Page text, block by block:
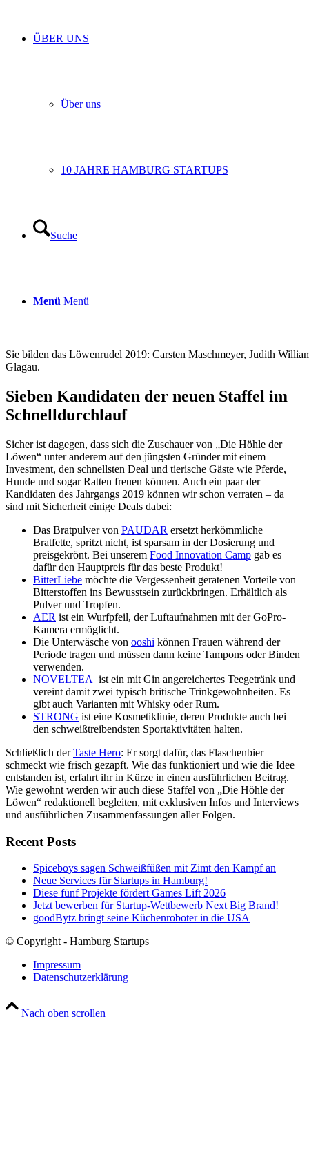
ÜBER UNS
Über uns
10 JAHRE HAMBURG STARTUPS
Suche
Menü Menü
Sie bilden das Löwenrudel 2019: Carsten Maschmeyer, Judith
Glagau.
Sieben Kandidaten der neuen Staffel im
Schnelldurchlauf
Sicher ist dagegen, dass sich die Zuschauer von „Die Höhle der
Löwen“ unter anderem auf den jüngsten Gründer mit einem
Investment, den schnellsten Deal und tierische Gäste wie Pferde,
Hunde und sogar Ratten freuen können. Auch ein paar der
Kandidaten des Jahrgangs 2019 können wir schon verraten – da
sind mit Sicherheit einige Deals dabei:
Das Bratpulver von PAUDAR ersetzt herkömmliche
Bratfette, spritzt nicht, ist sparsam in der Dosierung und
preisgekrönt. Bei unserem Food Innovation Camp gab es
dafür den Hauptpreis für das beste Produkt!
BitterLiebe möchte die Vergessenheit geratenen Vorteile von
Bitterstoffen ins Bewusstsein zurückbringen. Erhältlich als
Pulver und Tropfen.
AER ist ein Wurfpfeil, der Luftaufnahmen mit der GoPro-
Kamera ermöglicht.
Die Unterwäsche von ooshi können Frauen während der
Periode tragen und müssen dann keine Tampons oder Binden
verwenden.
NOVELTEA ist ein mit Gin angereichertes Teegetränk und
vereint damit zwei typisch britische Trinkgewohnheiten. Es
gibt auch Varianten mit Whisky oder Rum.
STRONG ist eine Kosmetiklinie, deren Produkte auch bei
den schweißtreibendsten Sportaktivitäten halten.
Schließlich derTaste Hero: Er sorgt dafür, das Flaschenbier
schmeckt wie frisch gezapft. Wie das funktioniert und wie die Idee
entstanden ist, erfahrt ihr in Kürze in einen ausführlichen Beitrag.
Wie gewohnt werden wir auch diese Staffel von „Die Höhle der
Löwen“ redaktionell begleiten, mit exklusiven Infos und Interviews
und ausführlichen Zusammenfassungen aller Folgen.
Recent Posts
Spiceboys sagen Schweißfüßen mit Zimt den Kampf an
Neue Services für Startups in Hamburg!
Diese fünf Projekte fördert Games Lift 2026
Jetzt bewerben für Startup-Wettbewerb Next Big Brand!
goodBytz bringt seine Küchenroboter in die USA
© Copyright - Hamburg Startups
Impressum
Datenschutzerklärung
Nach oben scrollen